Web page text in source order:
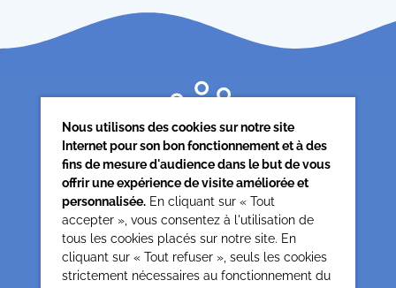
Siège associatif
62 rue de la glacière
75013 Paris
Nous utilisons des cookies sur notre site
Internet pour son bon fonctionnement et à des
fins de mesure d'audience dans le but de vous
offrir une expérience de visite améliorée et
personnalisée. En cliquant sur « Tout
accepter », vous consentez à l'utilisation de
tous les cookies placés sur notre site. En
cliquant sur « Tout refuser », seuls les cookies
strictement nécessaires au fonctionnement du